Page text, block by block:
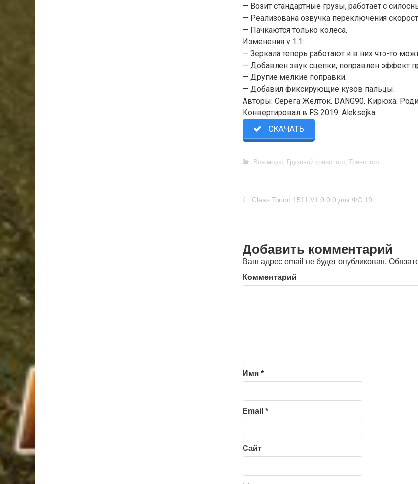
— Возит стандартные грузы, работает с
— Реализована озвучка переключения
— Пачкаются только колеса.
Изменения v 1.1:
— Зеркала теперь работают и в них что-то
— Добавлен звук сцепки, поправлен эффект
— Другие мелкие поправки.
— Добавил фиксирующие кузов пальцы.
Авторы: Серёга Желток, DANG90, Кирюха,
Конвертировал в FS 2019: Aleksejka.
СКАЧАТЬ
Все моды, Грузовой транспорт, Транспорт
Claas Torion 1511 V1.0.0.0 для ФС 19
Добавить комментарий
Ваш адрес email не будет опубликован.
Комментарий
Имя *
Email *
Сайт